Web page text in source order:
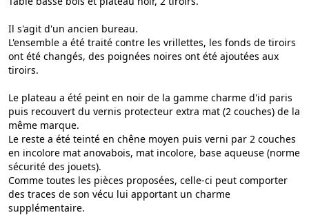
Il s'agit d'un ancien bureau.
L'ensemble a été traité contre les vrillettes, les fonds de tiroirs
ont été changés, des poignées noires ont été ajoutées aux
tiroirs.
Le plateau a été peint en noir de la gamme charme d'id paris
puis recouvert du vernis protecteur extra mat (2 couches) de la
même marque.
Le reste a été teinté en chêne moyen puis verni par 2 couches
en incolore mat anovabois, mat incolore, base aqueuse (norme
sécurité des jouets).
Comme toutes les pièces proposées, celle-ci peut comporter
des traces de son vécu lui apportant un charme
supplémentaire.